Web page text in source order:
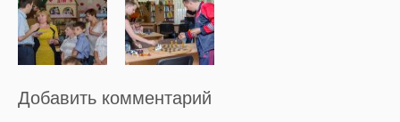
Добавить комментарий